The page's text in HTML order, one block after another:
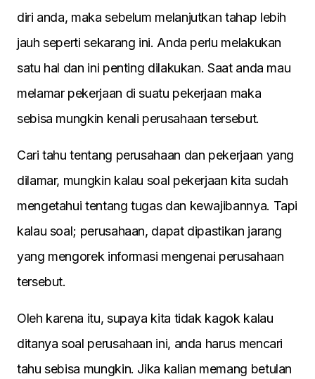
diri anda, maka sebelum melanjutkan tahap lebih
jauh seperti sekarang ini. Anda perlu melakukan
satu hal dan ini penting dilakukan. Saat anda mau
melamar pekerjaan di suatu pekerjaan maka
sebisa mungkin kenali perusahaan tersebut.
Cari tahu tentang perusahaan dan pekerjaan yang
dilamar, mungkin kalau soal pekerjaan kita sudah
mengetahui tentang tugas dan kewajibannya. Tapi
kalau soal; perusahaan, dapat dipastikan jarang
yang mengorek informasi mengenai perusahaan
tersebut.
Oleh karena itu, supaya kita tidak kagok kalau
ditanya soal perusahaan ini, anda harus mencari
tahu sebisa mungkin. Jika kalian memang betulan